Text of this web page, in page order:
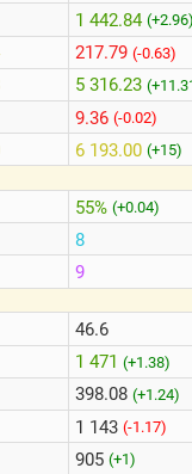
1 442.84
217.79 (-0.63)
5 316.23
9.36 (-0.02)
6 193.00 (+15)
55% (+0.04)
8
9
46.6
1 471 (+1.38)
398.08 (+1.24)
1 143 (-1.17)
905 (+1)